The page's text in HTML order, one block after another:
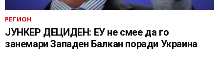
РЕГИОН
ЈУНКЕР ДЕЦИДЕН: ЕУ не смее да го
занемари Западен Балкан поради Украина